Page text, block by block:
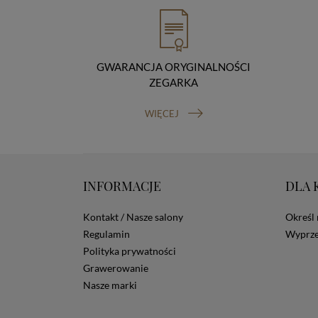
GWARANCJA ORYGINALNOŚCI
ZEGARKA
WIĘCEJ
INFORMACJE
Kontakt / Nasze salony
Regulamin
Polityka prywatności
Grawerowanie
Nasze marki
DLA
Określ